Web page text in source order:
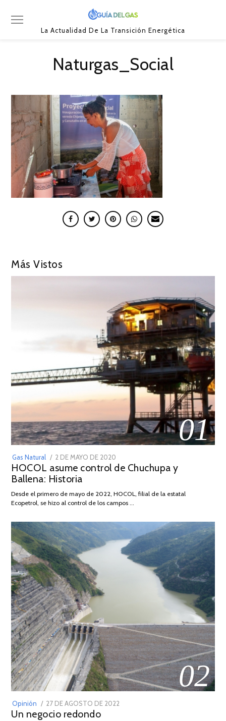
La Actualidad De La Transición Energética
Naturgas_Social
Más Vistos
01
Gas Natural
POSTED
ON
2 DE MAYO DE 2020
DE
2026
HOCOL asume control de Chuchupa y
Ballena: Historia
Desde el primero de mayo de 2022, HOCOL, filial de la estatal
Ecopetrol, se hizo al control de los campos …
02
Opinión
POSTED
ON
27 DE AGOSTO DE 2022
Un negocio redondo